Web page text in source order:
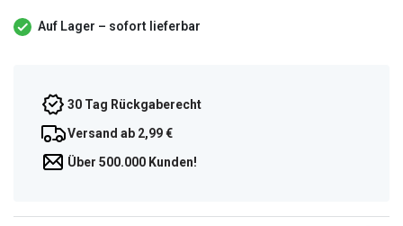
Auf Lager – sofort lieferbar
30 Tag Rückgaberecht
Versand ab 2,99 €
Über 500.000 Kunden!